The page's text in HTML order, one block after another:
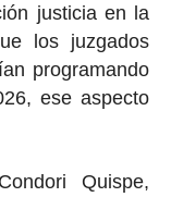
justicia en la
los juzgados
programando
ese aspecto
Quispe,